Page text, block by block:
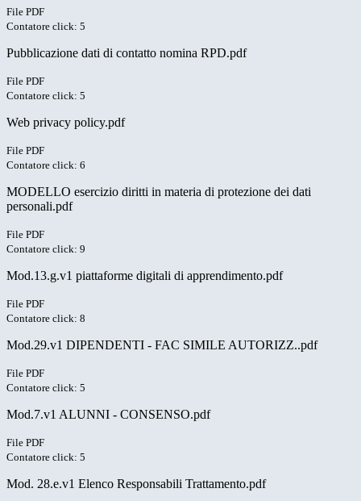
File PDF
Contatore click: 5
Pubblicazione dati di contatto nomina RPD.pdf
File PDF
Contatore click: 5
Web privacy policy.pdf
File PDF
Contatore click: 6
MODELLO esercizio diritti in materia di protezione dei dati
personali.pdf
File PDF
Contatore click: 9
Mod.13.g.v1 piattaforme digitali di apprendimento.pdf
File PDF
Contatore click: 8
Mod.29.v1 DIPENDENTI - FAC SIMILE AUTORIZZ..pdf
File PDF
Contatore click: 5
Mod.7.v1 ALUNNI - CONSENSO.pdf
File PDF
Contatore click: 5
Mod. 28.e.v1 Elenco Responsabili Trattamento.pdf